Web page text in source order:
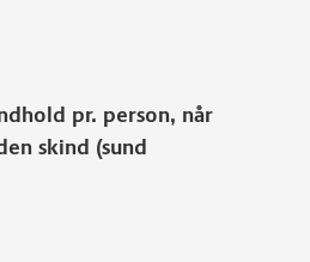
pr. person, når
skind (sund